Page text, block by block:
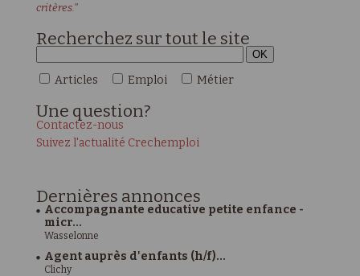
critères."
Recherchez sur tout le site
Articles Emploi Métier
Une question?
Contactez-nous
Suivez l'actualité Crechemploi
Dernières annonces
Accompagnante educative petite enfance -
micr...
Wasselonne
Agent auprès d'enfants (h/f)...
Clichy